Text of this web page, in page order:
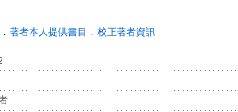
． 著者本人提供書目 ． 校正著者資訊